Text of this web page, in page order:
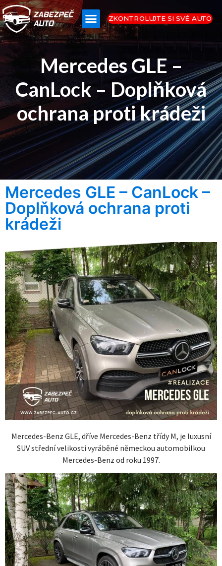
ZKONTROLUJTE SI SVÉ AUTO
Mercedes GLE –
CanLock – Doplňková
ochrana proti krádeži
Mercedes GLE – CanLock –
Doplňková ochrana proti
krádeži
Mercedes-Benz GLE, dříve Mercedes-Benz třídy M, je luxusní
SUV střední velikosti vyráběné německou automobilkou
Mercedes-Benz od roku 1997.